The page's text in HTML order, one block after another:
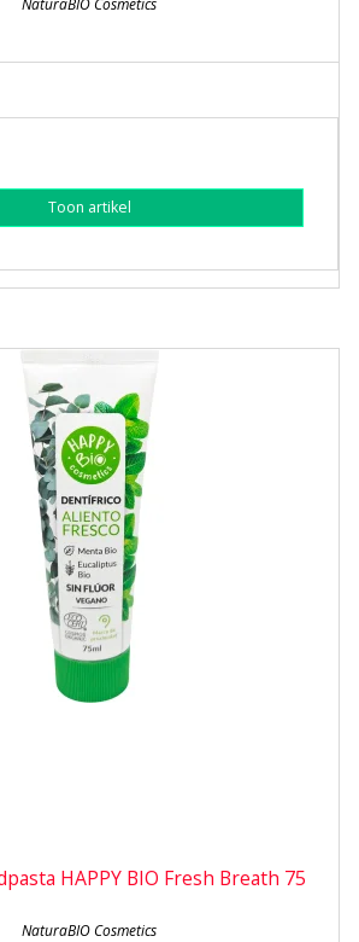
Toon artikel
HAPPY BIO Fresh Breath 75
NaturaBIO Cosmetics